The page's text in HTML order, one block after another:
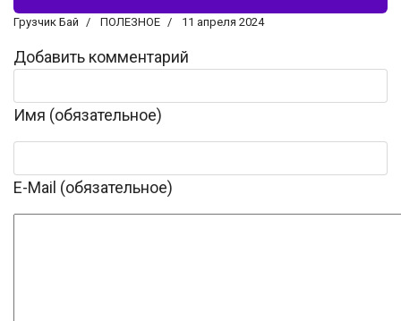
Грузчик Бай ПОЛЕЗНОЕ 11 апреля 2024
Добавить комментарий
Имя (обязательное)
E-Mail (обязательное)